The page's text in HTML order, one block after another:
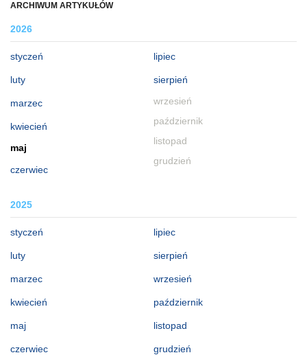
ARCHIWUM ARTYKUŁÓW
2026
styczeń
luty
marzec
kwiecień
maj
czerwiec
lipiec
sierpień
wrzesień
październik
listopad
grudzień
2025
styczeń
luty
marzec
kwiecień
maj
czerwiec
lipiec
sierpień
wrzesień
październik
listopad
grudzień